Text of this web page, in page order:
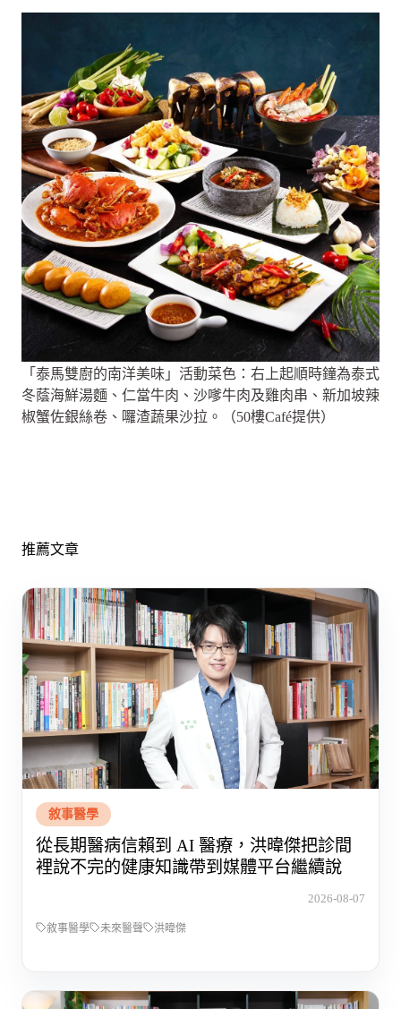
「泰馬雙廚的南洋美味」活動菜色：右上起順時鐘為泰式
冬蔭海鮮湯麵、仁當牛肉、沙嗲牛肉及雞肉串、新加坡辣
椒蟹佐銀絲卷、囉渣蔬果沙拉。（50樓Café提供）
推薦文章
敘事醫學
從長期醫病信賴到 AI 醫療，洪暐傑把診間
裡說不完的健康知識帶到媒體平台繼續說
2026-08-07
敘事醫學 未來醫聲 洪暐傑